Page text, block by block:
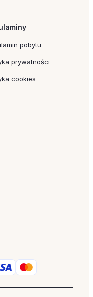
pobytu
prywatności
cookies